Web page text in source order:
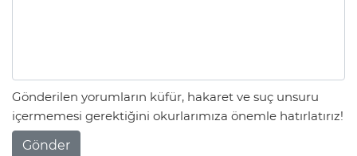
Gönderilen yorumların küfür, hakaret ve suç unsuru
içermemesi gerektiğini okurlarımıza önemle hatırlatırız!
Gönder